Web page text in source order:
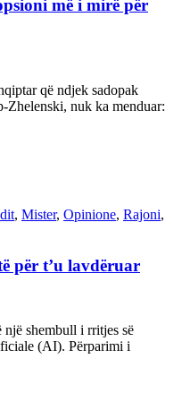
më i mirë për
që ndjek sadopak
Zhelenski, nuk ka menduar:
, Mister, Opinione, Rajoni,
për t’u lavdëruar
një shembull i rritjes së
(AI). Përparimi i